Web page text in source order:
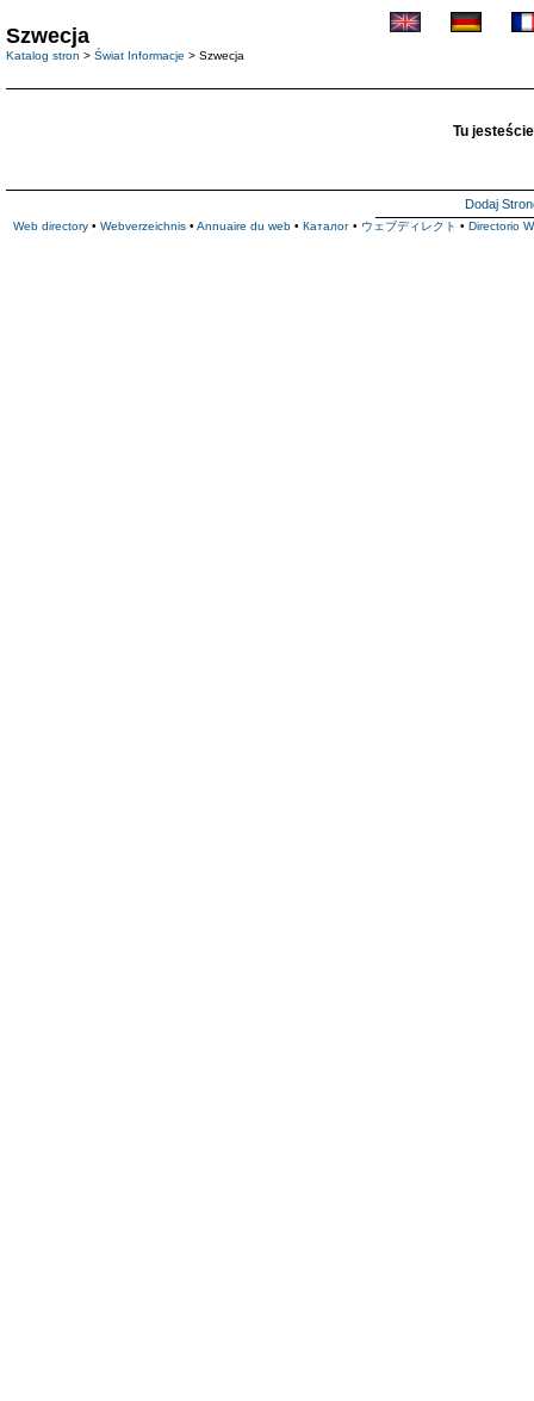
Szwecja
Katalog stron > Świat Informacje > Szwecja
Tu
Dodaj
Web directory • Webverzeichnis • Annuaire du web • Каталог • ウェブディレクト • Directorio